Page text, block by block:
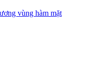
vùng hàm mặt